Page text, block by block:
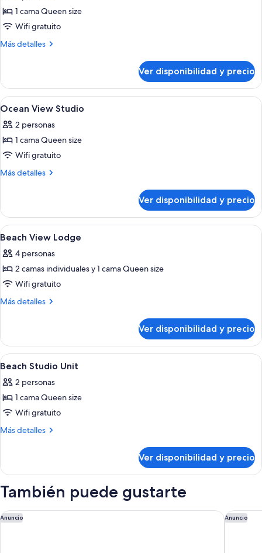
vista
al
océano
1 cama Queen size
Wifi gratuito
Más detalles
Más
vista
al
océano
Ver disponibilidad y precio
Ver
todas
las
fotos
de
Ocean
10
Ocean View Studio
2 personas
1 cama Queen size
Wifi gratuito
Más detalles
Más
View
Studio
Ver disponibilidad y precio
Ver
todas
las
fotos
de
Beach
11
Beach View Lodge
4 personas
2 camas individuales y 1 cama Queen size
Wifi gratuito
Más detalles
Más
View
Lodge
Ver disponibilidad y precio
Ver
todas
las
fotos
de
Beach
7
Beach Studio Unit
2 personas
1 cama Queen size
Wifi gratuito
Más detalles
Más
Studio
Ver disponibilidad y precio
También puede gustarte
Anuncio
Beachcomber Motel and Apartments Apollo Bay Anuncio
Apollo